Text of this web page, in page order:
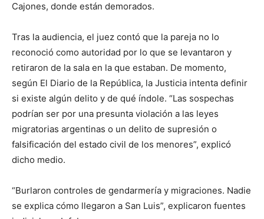
Cajones, donde están demorados.
Tras la audiencia, el juez contó que la pareja no lo
reconoció como autoridad por lo que se levantaron y
retiraron de la sala en la que estaban. De momento,
según El Diario de la República, la Justicia intenta definir
si existe algún delito y de qué índole. “Las sospechas
podrían ser por una presunta violación a las leyes
migratorias argentinas o un delito de supresión o
falsificación del estado civil de los menores”, explicó
dicho medio.
“Burlaron controles de gendarmería y migraciones. Nadie
se explica cómo llegaron a San Luis”, explicaron fuentes